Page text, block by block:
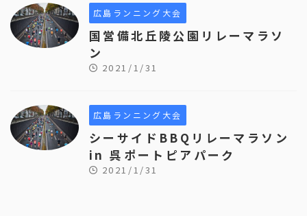
広島ランニング大会
国営備北丘陵公園リレーマラソ
ン
2021/1/31
広島ランニング大会
シーサイドBBQリレーマラソン
in 呉ポートピアパーク
2021/1/31